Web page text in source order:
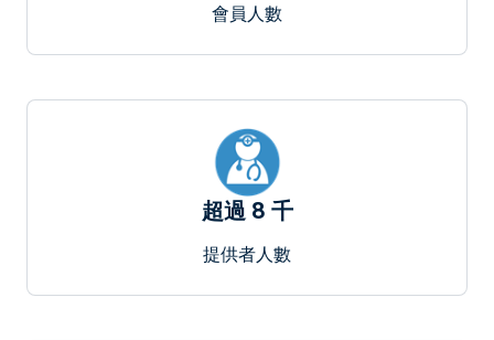
會員人數
超過 8 千
提供者人數